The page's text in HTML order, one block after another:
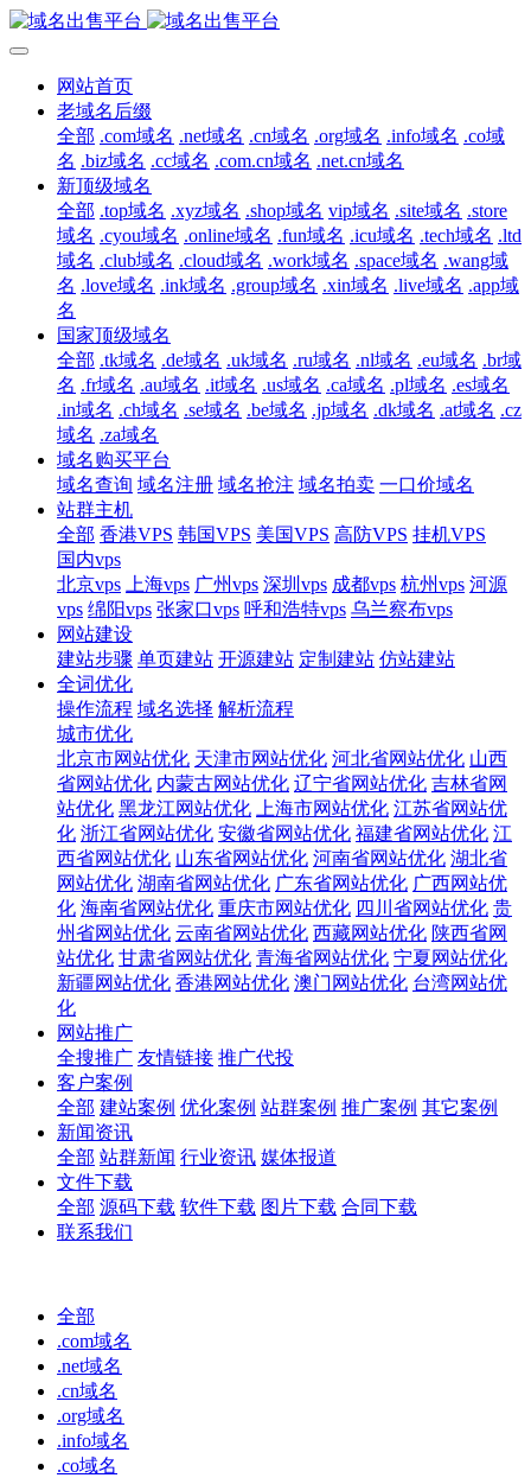
网站首页
老域名后缀
全部 .com域名 .net域名 .cn域名 .org域名 .info域名 .co域
名 .biz域名 .cc域名 .com.cn域名 .net.cn域名
新顶级域名
全部 .top域名 .xyz域名 .shop域名 vip域名 .site域名 .store
域名 .cyou域名 .online域名 .fun域名 .icu域名 .tech域名 .ltd
域名 .club域名 .cloud域名 .work域名 .space域名 .wang域
名 .love域名 .ink域名 .group域名 .xin域名 .live域名 .app域
名
国家顶级域名
全部 .tk域名 .de域名 .uk域名 .ru域名 .nl域名 .eu域名 .br域
名 .fr域名 .au域名 .it域名 .us域名 .ca域名 .pl域名 .es域名
.in域名 .ch域名 .se域名 .be域名 .jp域名 .dk域名 .at域名 .cz
域名 .za域名
域名购买平台
域名查询 域名注册 域名抢注 域名拍卖 一口价域名
站群主机
全部 香港VPS 韩国VPS 美国VPS 高防VPS 挂机VPS
国内vps
北京vps
上海vps 广州vps 深圳vps 成都vps 杭州vps 河源
vps 绵阳vps 张家口vps 呼和浩特vps 乌兰察布vps
网站建设
建站步骤 单页建站 开源建站 定制建站 仿站建站
全词优化
操作流程 域名选择 解析流程
城市优化
北京市网站优化 天津市网站优化 河北省网站优化 山西
省网站优化 内蒙古网站优化 辽宁省网站优化 吉林省网
站优化 黑龙江网站优化 上海市网站优化 江苏省网站优
化 浙江省网站优化 安徽省网站优化 福建省网站优化 江
西省网站优化 山东省网站优化 河南省网站优化 湖北省
网站优化 湖南省网站优化 广东省网站优化 广西网站优
化 海南省网站优化 重庆市网站优化 四川省网站优化 贵
州省网站优化 云南省网站优化 西藏网站优化 陕西省网
站优化 甘肃省网站优化 青海省网站优化 宁夏网站优化
新疆网站优化 香港网站优化 澳门网站优化 台湾网站优
化
网站推广
全搜推广 友情链接 推广代投
客户案例
全部 建站案例 优化案例 站群案例 推广案例 其它案例
新闻资讯
全部 站群新闻 行业资讯 媒体报道
文件下载
全部 源码下载 软件下载 图片下载 合同下载
联系我们
全部
.com域名
.net域名
.cn域名
.org域名
.info域名
.co域名